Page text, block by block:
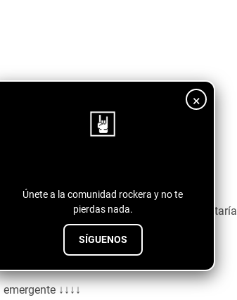
×
Únete a la comunidad rockera y no te
pierdas nada.
SÍGUENOS
y lo repetí más veces de las que me gsutaría
con esta canción.
↓↓↓↓